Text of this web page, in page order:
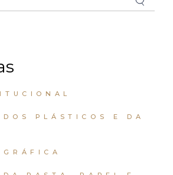
PLÁSTICOS E DA